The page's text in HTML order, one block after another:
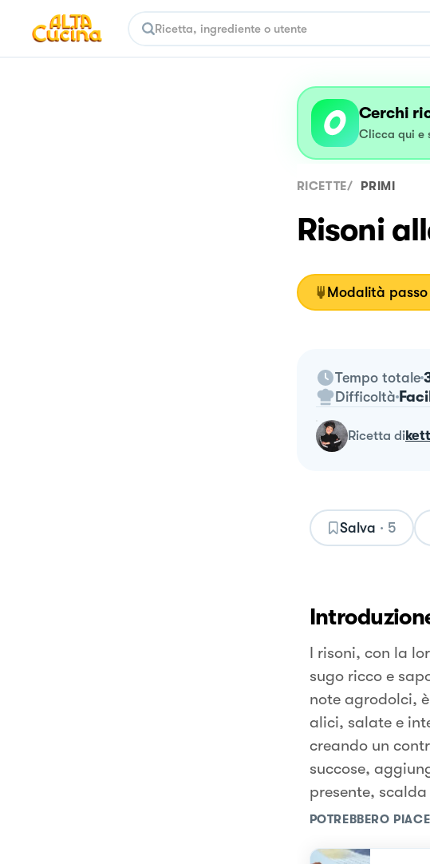
Cerchi
Clicca qui e
RICETTE/ PRIMI
Risoni
Modalità
Tempo totale
Difficoltà
ricetta di
Salva · 5
I risoni, con la
sugo ricco e
note agrodolci,
alici, salate e
creando un
succose,
presente,
POTREBBERO